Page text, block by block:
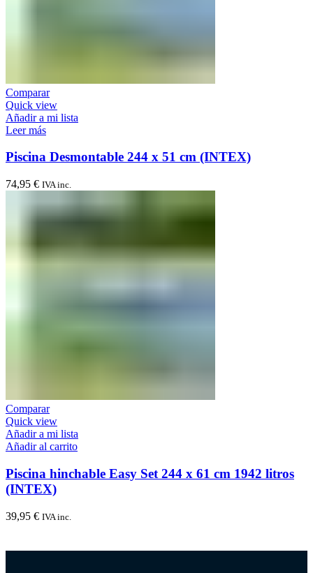
Comparar
Quick view
Añadir a mi lista
Leer más
Piscina Desmontable 244 x 51 cm (INTEX)
74,95 € IVA inc.
Comparar
Quick view
Añadir a mi lista
Añadir al carrito
Piscina hinchable Easy Set 244 x 61 cm 1942 litros
(INTEX)
39,95 € IVA inc.